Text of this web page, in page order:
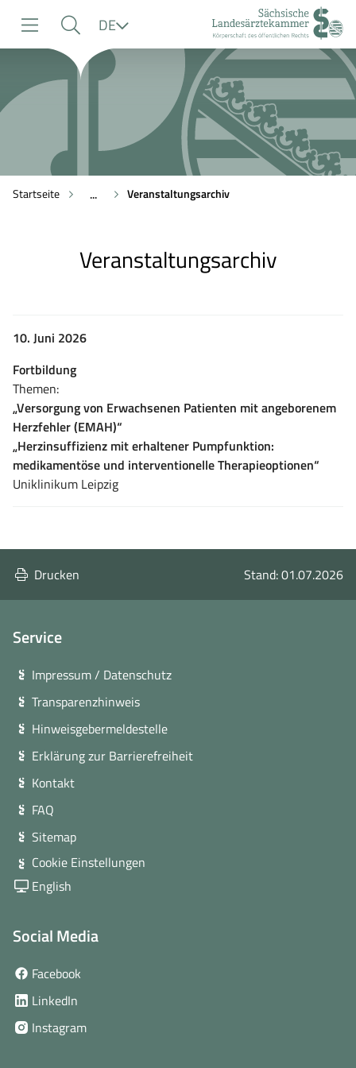
Navigation
Suche
Inhalt
DE
Startseite ... Veranstaltungsarchiv
Veranstaltungsarchiv
10. Juni 2026
Fortbildung
Themen:
„Versorgung von Erwachsenen Patienten mit angeborenem
Herzfehler (EMAH)“
„Herzinsuffizienz mit erhaltener Pumpfunktion:
medikamentöse und interventionelle Therapieoptionen“
Uniklinikum Leipzig
Drucken Stand: 01.07.2026
Service
Impressum / Datenschutz
Transparenzhinweis
Hinweisgebermeldestelle
Erklärung zur Barrierefreiheit
Kontakt
FAQ
Sitemap
Cookie Einstellungen
English
Social Media
Facebook
Fenster)
LinkedIn
neuem
Instagram(öffnet